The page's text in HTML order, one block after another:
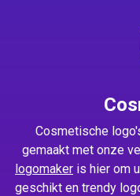
Cosmetische
gemaakt met onze
logomaker is hier om
geschikt en trendy